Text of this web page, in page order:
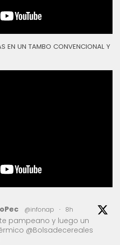
EN UN TAMBO CONVENCIONAL Y
@infonap · 8h
pampeano y luego un
@Bolsadecereales